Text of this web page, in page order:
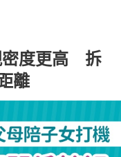
密度更高 拆
離